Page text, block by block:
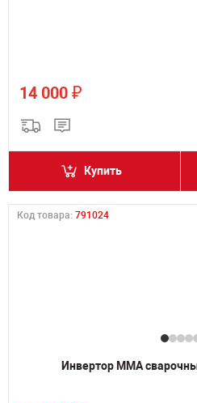
14 000 ₽
Купить
Код товара: 791024
Инвертор MMA